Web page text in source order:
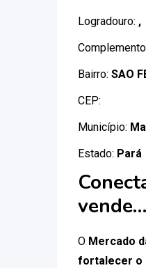
Logradouro: ,
Bairro: SAO
CEP:
Município:
Estado: Pará
O Mercado
fortalecer o